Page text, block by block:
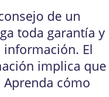
de un
toda garantía y
El
implica que
Aprenda cómo